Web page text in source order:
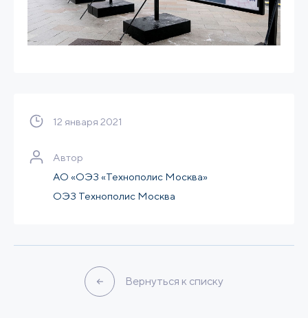
12 января 2021
Автор
АО «ОЭЗ «Технополис Москва»
ОЭЗ Технополис Москва
Вернуться к списку